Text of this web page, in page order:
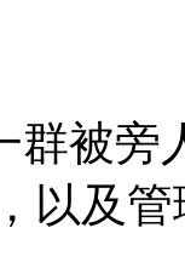
旁人
，以及